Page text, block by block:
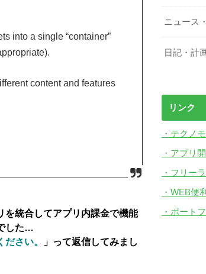
into a single “container”
content and features
を統合してアプリ内課金で機能
した…
さい。 」 って返信してみまし
ニュース
日記・計
リンク
・テクノ
・アプリ
・フリー
・WEB便
・ポート